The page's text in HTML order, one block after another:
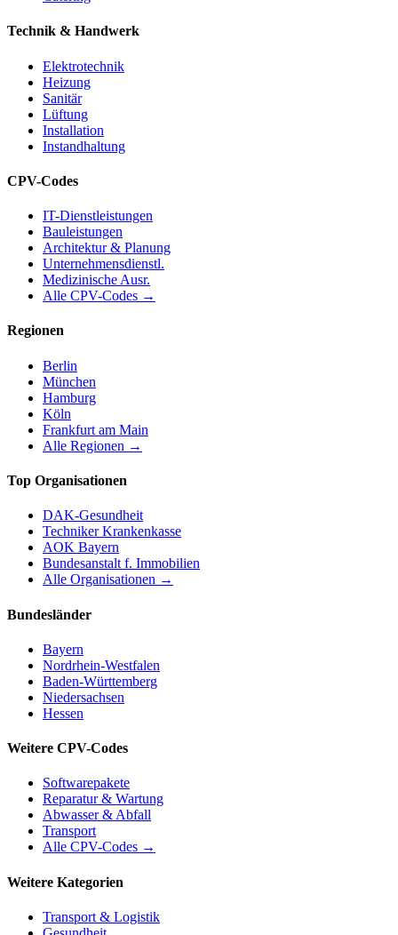
Technik & Handwerk
Elektrotechnik
Heizung
Sanitär
Lüftung
Installation
Instandhaltung
CPV-Codes
IT-Dienstleistungen
Bauleistungen
Architektur & Planung
Unternehmensdienstl.
Medizinische Ausr.
Alle CPV-Codes →
Regionen
Berlin
München
Hamburg
Köln
Frankfurt am Main
Alle Regionen →
Top Organisationen
DAK-Gesundheit
Techniker Krankenkasse
AOK Bayern
Bundesanstalt f. Immobilien
Alle Organisationen →
Bundesländer
Bayern
Nordrhein-Westfalen
Baden-Württemberg
Niedersachsen
Hessen
Weitere CPV-Codes
Softwarepakete
Reparatur & Wartung
Abwasser & Abfall
Transport
Alle CPV-Codes →
Weitere Kategorien
Transport & Logistik